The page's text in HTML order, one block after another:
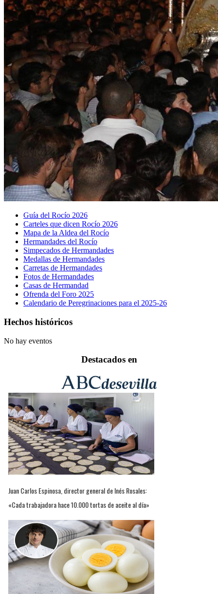
Guía del Rocío 2026
Carteles que dicen Rocío 2026
Mapa de la Aldea del Rocío
Hermandades del Rocío
Simpecados de Hermandades
Medallas de Hermandades
Carretas de Hermandades
Fotos de Hermandades
Casas de Hermandad
Ofrenda del Foro 2025
Calendario de Peregrinaciones para el 2025-26
Hechos históricos
No hay eventos
Destacados en
Juan Carlos Espinosa, director general de Inés Rosales:
«Cada trabajadora hace 10.000 tortas de aceite al día»